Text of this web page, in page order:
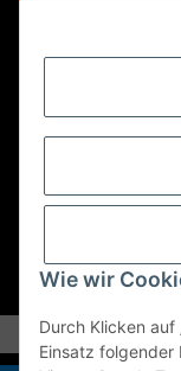
Wie wir
Durch Klicken auf
Einsatz folgender
Abholungen nur
E-Mail:
* Alle Preise inkl.